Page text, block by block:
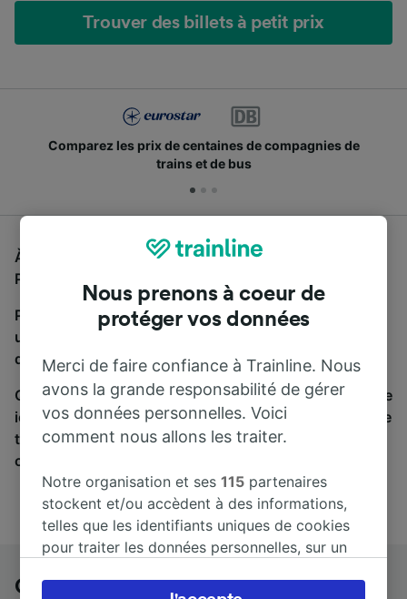
Trouver des billets à petit prix
Comparez les prix de centaines de compagnies de
trains et de bus
À la recherche d'un bus de Gent-Dampoort à Lille
Porte de Douai, vous êtes au bon endroit.
Pour trouver des billets de bus, lancez simplement
une recherche ci-dessus. Nous comparons les temps
de trajets et les prix des voyages, en train et en bus.
Qu’importe votre destination, votre voyage commence
ici. Nous collaborons avec plus de 170 compagnies de
train et de bus. Consultez et achetez vos billets sur
cette page.
Gent-Dampoort à Lille Porte de Douai
Nous prenons à coeur de
protéger vos données
Merci de faire confiance à Trainline. Nous
avons la grande responsabilité de gérer
vos données personnelles. Voici
comment nous allons les traiter.
Notre organisation et ses115 partenaires
stockent et/ou accèdent à des informations,
telles que les identifiants uniques de cookies
pour traiter les données personnelles, sur un
préférences, notamment en exerçant votre